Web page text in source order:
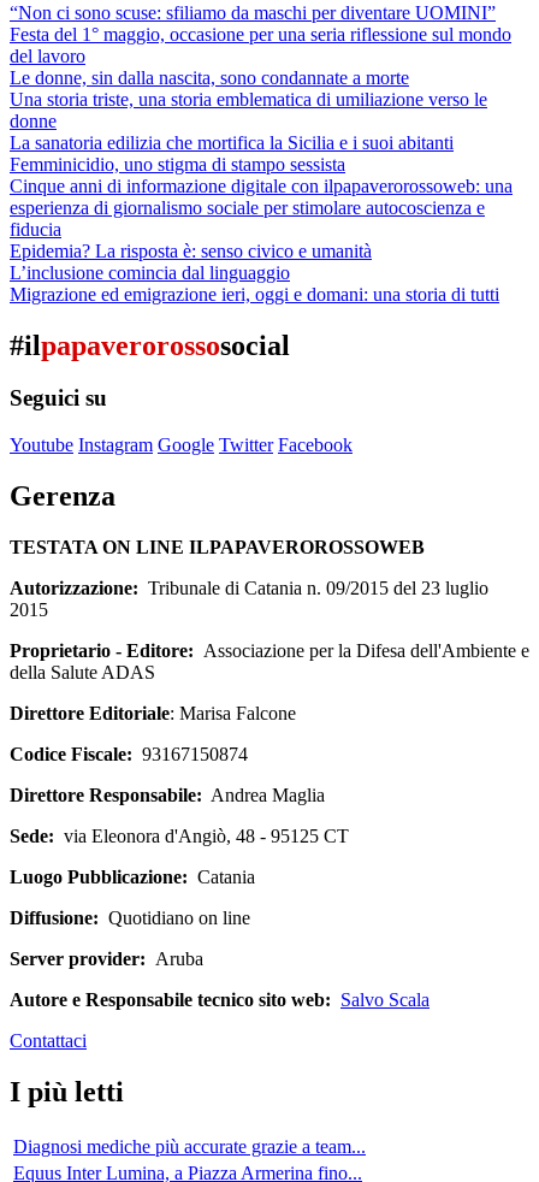
“Non ci sono scuse: sfiliamo da maschi per diventare UOMINI”
Festa del 1° maggio, occasione per una seria riflessione sul mondo
del lavoro
Le donne, sin dalla nascita, sono condannate a morte
Una storia triste, una storia emblematica di umiliazione verso le
donne
La sanatoria edilizia che mortifica la Sicilia e i suoi abitanti
Femminicidio, uno stigma di stampo sessista
Cinque anni di informazione digitale con ilpapaverorossoweb: una
esperienza di giornalismo sociale per stimolare autocoscienza e
fiducia
Epidemia? La risposta è: senso civico e umanità
L’inclusione comincia dal linguaggio
Migrazione ed emigrazione ieri, oggi e domani: una storia di tutti
#ilpapaverorossosocial
Seguici su
Youtube Instagram Google Twitter Facebook
Gerenza
TESTATA ON LINE ILPAPAVEROROSSOWEB
Autorizzazione: Tribunale di Catania n. 09/2015 del 23 luglio
2015
Proprietario - Editore: Associazione per la Difesa dell'Ambiente e
della Salute ADAS
Direttore Editoriale: Marisa Falcone
Codice Fiscale: 93167150874
Direttore Responsabile: Andrea Maglia
Sede: via Eleonora d'Angiò, 48 - 95125 CT
Luogo Pubblicazione: Catania
Diffusione: Quotidiano on line
Server provider: Aruba
Autore e Responsabile tecnico sito web: Salvo Scala
Contattaci
I più letti
Diagnosi mediche più accurate grazie a team...
Equus Inter Lumina, a Piazza Armerina fino...